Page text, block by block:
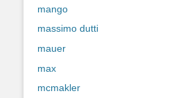
mango
massimo dutti
mauer
max
mcmakler